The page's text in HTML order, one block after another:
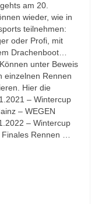
am 20.
wieder, wie in
teilnehmen:
oder Profi, mit
Drachenboot…
unter Beweis
einzelnen Rennen
Hier die
– Wintercup
– WEGEN
– Wintercup
Finales Rennen …